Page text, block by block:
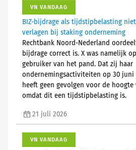
VN VANDAAG
BIZ-bijdrage als tijdstipbelasting
verlagen bij staking onderneming
Rechtbank Noord-Nederland
bijdrage correct is. X was namelijk
gebruiker van het pand. Dat zij haar
ondernemingsactiviteiten op 30 juni
heeft geen gevolgen voor de hoogte
omdat dit een tijdstipbelasting is.
21 juli 2026
VN VANDAAG